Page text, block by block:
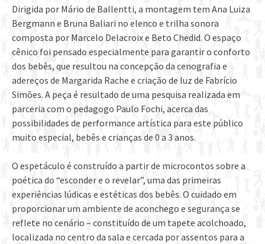
Dirigida por Mário de Ballentti, a montagem tem Ana Luiza
Bergmann e Bruna Baliari no elenco e trilha sonora
composta por Marcelo Delacroix e Beto Chedid. O espaço
cênico foi pensado especialmente para garantir o conforto
dos bebês, que resultou na concepção da cenografia e
adereços de Margarida Rache e criação de luz de Fabrício
Simões. A peça é resultado de uma pesquisa realizada em
parceria com o pedagogo Paulo Fochi, acerca das
possibilidades de performance artística para este público
muito especial, bebês e crianças de 0 a 3 anos.
O espetáculo é construído a partir de microcontos sobre a
poética do “esconder e o revelar”, uma das primeiras
experiências lúdicas e estéticas dos bebês. O cuidado em
proporcionar um ambiente de aconchego e segurança se
reflete no cenário – constituído de um tapete acolchoado,
localizada no centro da sala e cercada por assentos para a